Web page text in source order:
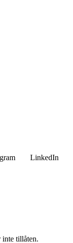
LinkedIn
tillåten.